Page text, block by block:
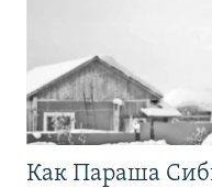
Как Параша